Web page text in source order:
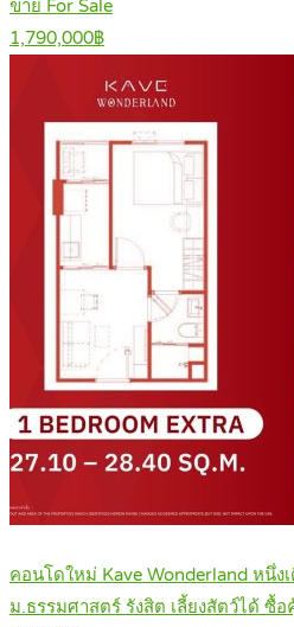
ขาย For Sale
1,790,000฿
คอนโดใหม่ Kave Wonderland หนึ่ง
ม.ธรรมศาสตร์ รังสิต เลี้ยงสัตว์ได้ ซื้อ